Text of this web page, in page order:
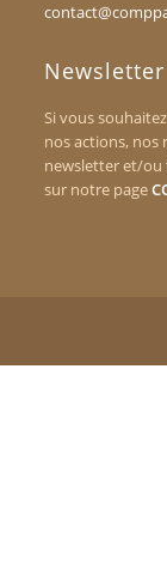
Si vous
nos actions, nos
newsletter et/ou
sur notre page